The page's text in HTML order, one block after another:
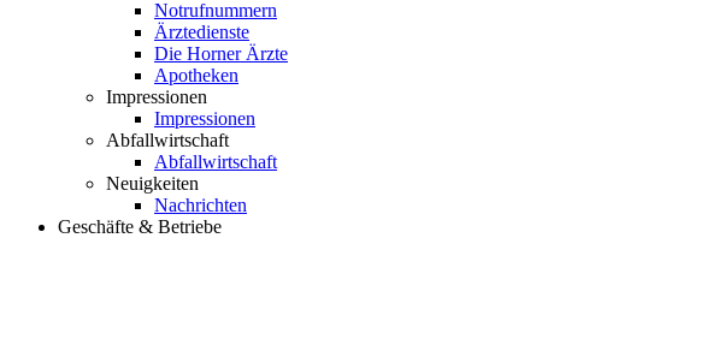
Notrufnummern
Ärztedienste
Die Horner Ärzte
Apotheken
Impressionen
Impressionen
Abfallwirtschaft
Abfallwirtschaft
Neuigkeiten
Nachrichten
Geschäfte & Betriebe